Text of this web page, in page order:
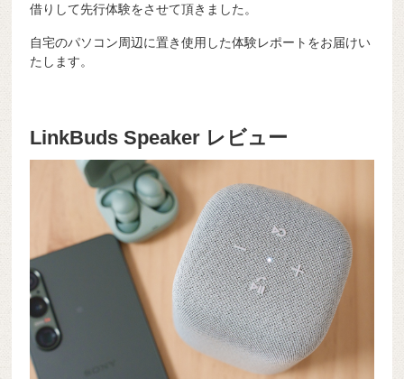
借りして先行体験をさせて頂きました。
自宅のパソコン周辺に置き使用した体験レポートをお届けい
たします。
LinkBuds Speaker レビュー